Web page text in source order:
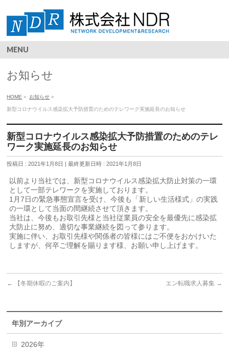
MENU
お知らせ
HOME » お知らせ »
新型コロナウイルス感染拡大予防措置のためのテレワーク実施延長のお知らせ
新型コロナウイルス感染拡大予防措置のためのテレ
ワーク実施延長のお知らせ
投稿日 : 2021年1月8日 最終更新日時 : 2021年1月8日
以前より当社では、新型コロナウイルス感染拡大防止対策の一環
として一部テレワークを実施しております。
1月7日の緊急事態宣言を受け、今後も「新しい生活様式」の実践
の一環として当面の間継続させて頂きます。
当社は、今後もお取引先様と当社従業員の安全を最優先に感染拡
大防止に努め、適切な事業継続を図って参ります。
実施に伴い、お取引先様や関係者の皆様にはご不便をおかけいた
しますが、何卒ご理解を賜ります様、お願い申し上げます。
← 【冬期休暇のご案内】 エン転職求人募集 →
年別アーカイブ
2026年